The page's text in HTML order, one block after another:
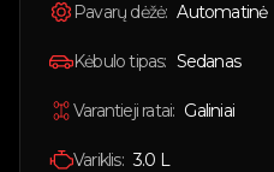
Pavarų dėžė: Automatinė
Kėbulo tipas: Sedanas
Varantieji ratai: Galiniai
Variklis: 3.0 L